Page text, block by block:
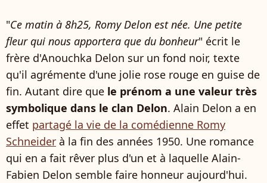
"Ce matin à 8h25, Romy Delon est née. Une petite
fleur qui nous apportera que du bonheur" écrit le
frère d'Anouchka Delon sur un fond noir, texte
qu'il agrémente d'une jolie rose rouge en guise de
fin. Autant dire que le prénom a une valeur très
symbolique dans le clan Delon. Alain Delon a en
effet partagé la vie de la comédienne Romy
Schneider à la fin des années 1950. Une romance
qui en a fait rêver plus d'un et à laquelle Alain-
Fabien Delon semble faire honneur aujourd'hui.